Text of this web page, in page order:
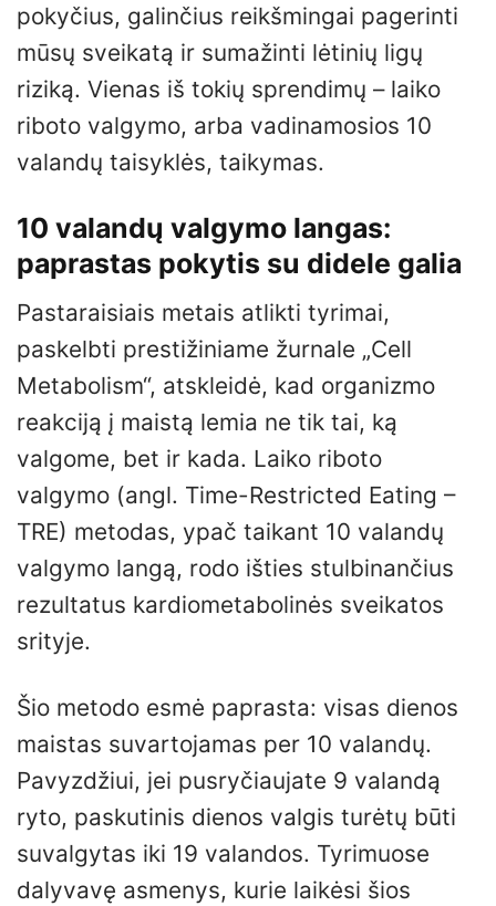
pokyčius, galinčius reikšmingai pagerinti
mūsų sveikatą ir sumažinti lėtinių ligų
riziką. Vienas iš tokių sprendimų – laiko
riboto valgymo, arba vadinamosios 10
valandų taisyklės, taikymas.
10 valandų valgymo langas:
paprastas pokytis su didele galia
Pastaraisiais metais atlikti tyrimai,
paskelbti prestižiniame žurnale „Cell
Metabolism“, atskleidė, kad organizmo
reakciją į maistą lemia ne tik tai, ką
valgome, bet ir kada. Laiko riboto
valgymo (angl. Time-Restricted Eating –
TRE) metodas, ypač taikant 10 valandų
valgymo langą, rodo išties stulbinančius
rezultatus kardiometabolinės sveikatos
srityje.
Šio metodo esmė paprasta: visas dienos
maistas suvartojamas per 10 valandų.
Pavyzdžiui, jei pusryčiaujate 9 valandą
ryto, paskutinis dienos valgis turėtų būti
suvalgytas iki 19 valandos. Tyrimuose
dalyvavę asmenys, kurie laikėsi šios